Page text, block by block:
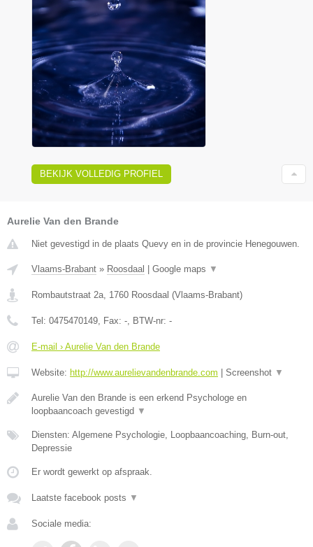
BEKIJK VOLLEDIG PROFIEL
Aurelie Van den Brande
Niet gevestigd in de plaats Quevy en in de provincie Henegouwen.
Vlaams-Brabant » Roosdaal | Google maps ▼
Rombautstraat 2a 1760 Roosdaal (Vlaams-Brabant)
Tel: 0475470149 , Fax: - , BTW-nr: -
E-mail › Aurelie Van den Brande
Website: http://www.aurelievandenbrande.com | Screenshot ▼
Aurelie Van den Brande is een erkend Psychologe en
loopbaancoach gevestigd ▼
Diensten: Algemene Psychologie, Loopbaancoaching, Burn-out,
Depressie
Er wordt gewerkt op afspraak.
Laatste facebook posts ▼
Sociale media: